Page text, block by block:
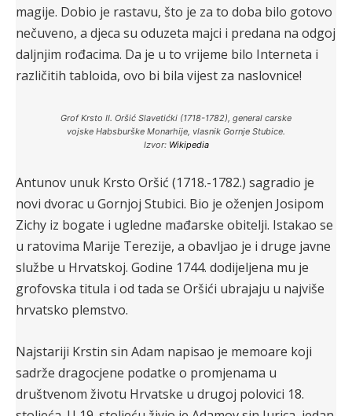
magije. Dobio je rastavu, što je za to doba bilo gotovo
nečuveno, a djeca su oduzeta majci i predana na odgoj
daljnjim rođacima. Da je u to vrijeme bilo Interneta i
različitih tabloida, ovo bi bila vijest za naslovnice!
Grof Krsto II. Oršić Slavetićki (1718-1782), general carske
vojske Habsburške Monarhije, vlasnik Gornje Stubice.
Izvor: Wikipedia
Antunov unuk Krsto Oršić (1718.-1782.) sagradio je
novi dvorac u Gornjoj Stubici. Bio je oženjen Josipom
Zichy iz bogate i ugledne mađarske obitelji. Istakao se
u ratovima Marije Terezije, a obavljao je i druge javne
službe u Hrvatskoj. Godine 1744. dodijeljena mu je
grofovska titula i od tada se Oršići ubrajaju u najviše
hrvatsko plemstvo.
Najstariji Krstin sin Adam napisao je memoare koji
sadrže dragocjene podatke o promjenama u
društvenom životu Hrvatske u drugoj polovici 18.